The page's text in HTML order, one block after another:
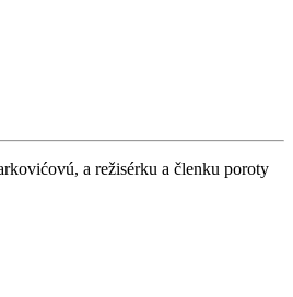
a režisérku a členku poroty